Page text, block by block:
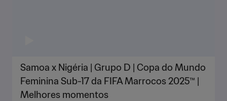
Samoa x Nigéria | Grupo D | Copa do Mundo
Feminina Sub-17 da FIFA Marrocos 2025™ |
Melhores momentos